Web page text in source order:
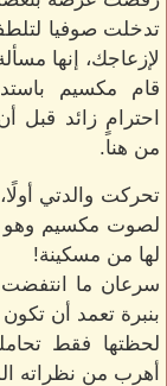
تدخلت صوفيا
لإزعاجك، إنها
قام مكسيم
احترامٍ زائد
من هنا.
تحركت والدتي
لصوت مكسيم وهو
لها من مسكينة!
سرعان ما
بنبرة تعمد أن
لحظتها فقط
أهرب من نظراته